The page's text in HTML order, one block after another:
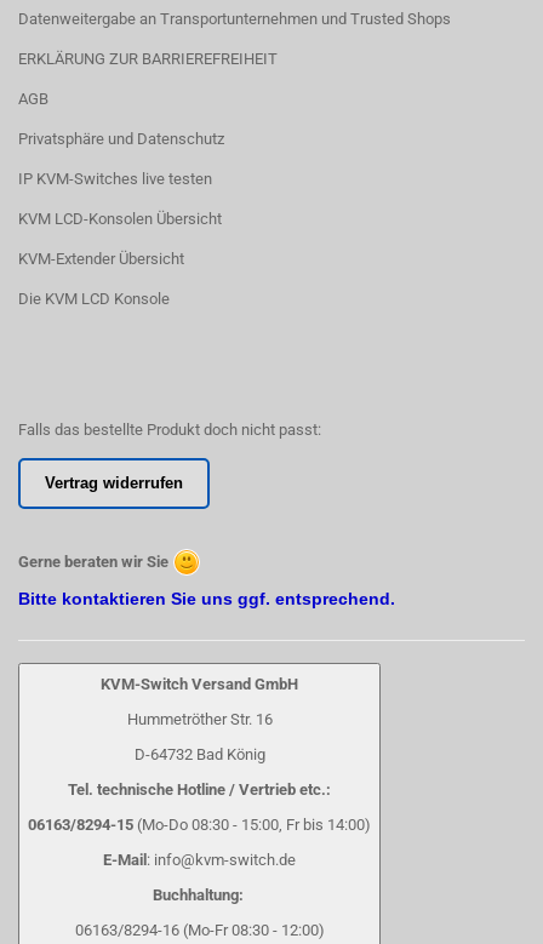
Datenweitergabe an Transportunternehmen und Trusted Shops
ERKLÄRUNG ZUR BARRIEREFREIHEIT
AGB
Privatsphäre und Datenschutz
IP KVM-Switches live testen
KVM LCD-Konsolen Übersicht
KVM-Extender Übersicht
Die KVM LCD Konsole
Falls das bestellte Produkt doch nicht passt:
Vertrag widerrufen
Gerne beraten wir Sie
Bitte kontaktieren Sie uns ggf. entsprechend.
KVM-Switch Versand GmbH
Hummetröther Str. 16
D-64732 Bad König
Tel. technische Hotline / Vertrieb etc.:
06163/8294-15 (Mo-Do 08:30 - 15:00, Fr bis 14:00)
E-Mail : info@kvm-switch.de
Buchhaltung:
06163/8294-16 (Mo-Fr 08:30 - 12:00)